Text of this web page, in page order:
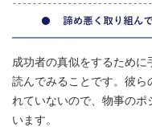
成功者の真似をするため
読んでみることです。彼
れていないので、物事のポ
います。